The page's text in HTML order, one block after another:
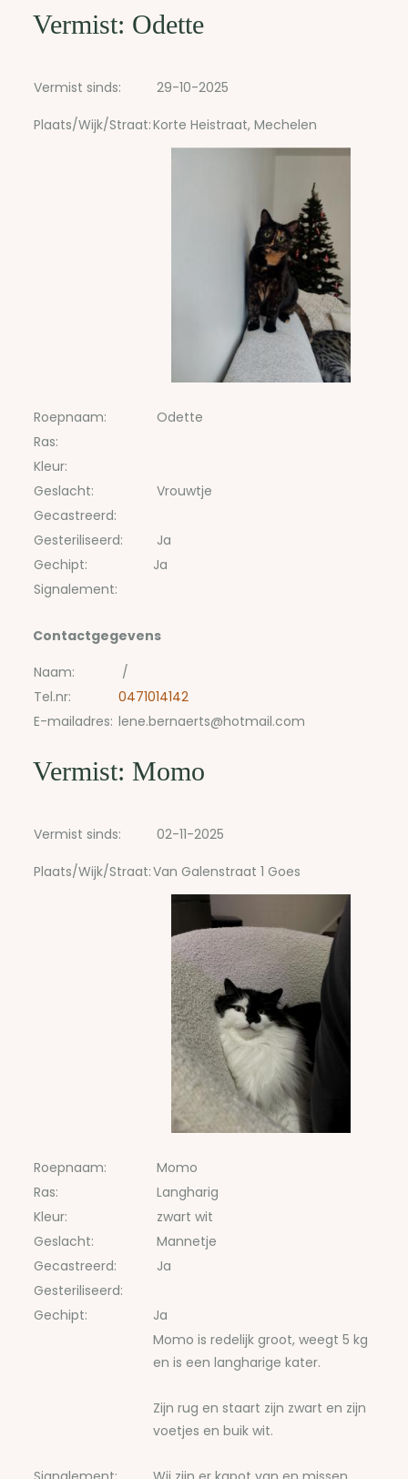
Vermist: Odette
Vermist sinds: 29-10-2025
Plaats/Wijk/Straat:Korte Heistraat, Mechelen
Roepnaam:
Odette
Ras:
Kleur:
Geslacht:
Vrouwtje
Gecastreerd:
Gesteriliseerd:
Ja
Gechipt:
Ja
Signalement:
Contactgegevens
Naam:
/
Tel.nr:
0471014142
E-mailadres: lene.bernaerts@hotmail.com
Vermist: Momo
Vermist sinds: 02-11-2025
Plaats/Wijk/Straat:Van Galenstraat 1 Goes
Roepnaam:
Momo
Ras:
Langharig
Kleur:
zwart wit
Geslacht:
Mannetje
Gecastreerd:
Ja
Gesteriliseerd:
Gechipt:
Ja
Momo is redelijk groot, weegt 5 kg
en is een langharige kater.
Zijn rug en staart zijn zwart en zijn
voetjes en buik wit.